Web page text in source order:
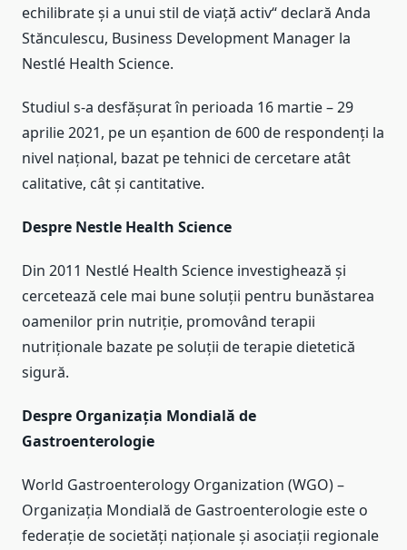
echilibrate și a unui stil de viață activ“ declară Anda
Stănculescu, Business Development Manager la
Nestlé Health Science.
Studiul s-a desfășurat în perioada 16 martie – 29
aprilie 2021, pe un eșantion de 600 de respondenți la
nivel național, bazat pe tehnici de cercetare atât
calitative, cât și cantitative.
Despre Nestle Health Science
Din 2011 Nestlé Health Science investighează și
cercetează cele mai bune soluții pentru bunăstarea
oamenilor prin nutriție, promovând terapii
nutriționale bazate pe soluții de terapie dietetică
sigură.
Despre Organizaţia Mondială de
Gastroenterologie
World Gastroenterology Organization (WGO) –
Organizaţia Mondială de Gastroenterologie este o
federaţie de societăţi naţionale şi asociaţii regionale